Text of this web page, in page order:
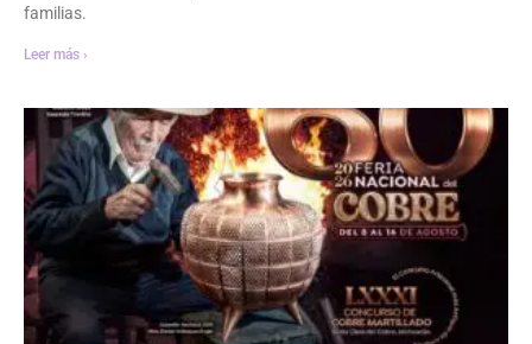
familias.
Leer más ›